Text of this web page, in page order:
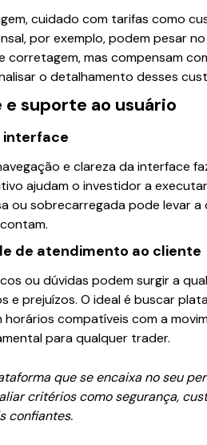
cuidado com tarifas como
por exemplo, podem pesar
corretagem, mas compensam
o detalhamento desses
e suporte ao usuário
interface
e clareza da interface
ajudam o investidor a
ou sobrecarregada pode levar
de atendimento ao cliente
ou dúvidas podem surgir a
e prejuízos. O ideal é buscar
compatíveis com a
para qualquer trader.
que se encaixa no seu
critérios como segurança,
confiantes.